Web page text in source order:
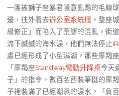
一團被獅子座暴君隨意亂踢的毛線
邊，往外看去辦公室系統櫃 。整座
級修正」而陷入了荒謬的混亂。街
流下鹹鹹的海水淚，他們無法停止
處已經形成了小型潟湖。那些摩羯
「摩羯座Standway電動升降桌今天
子」的指令。數百名西裝筆挺的摩
子裡裝滿了已經潮濕的淚水。「負